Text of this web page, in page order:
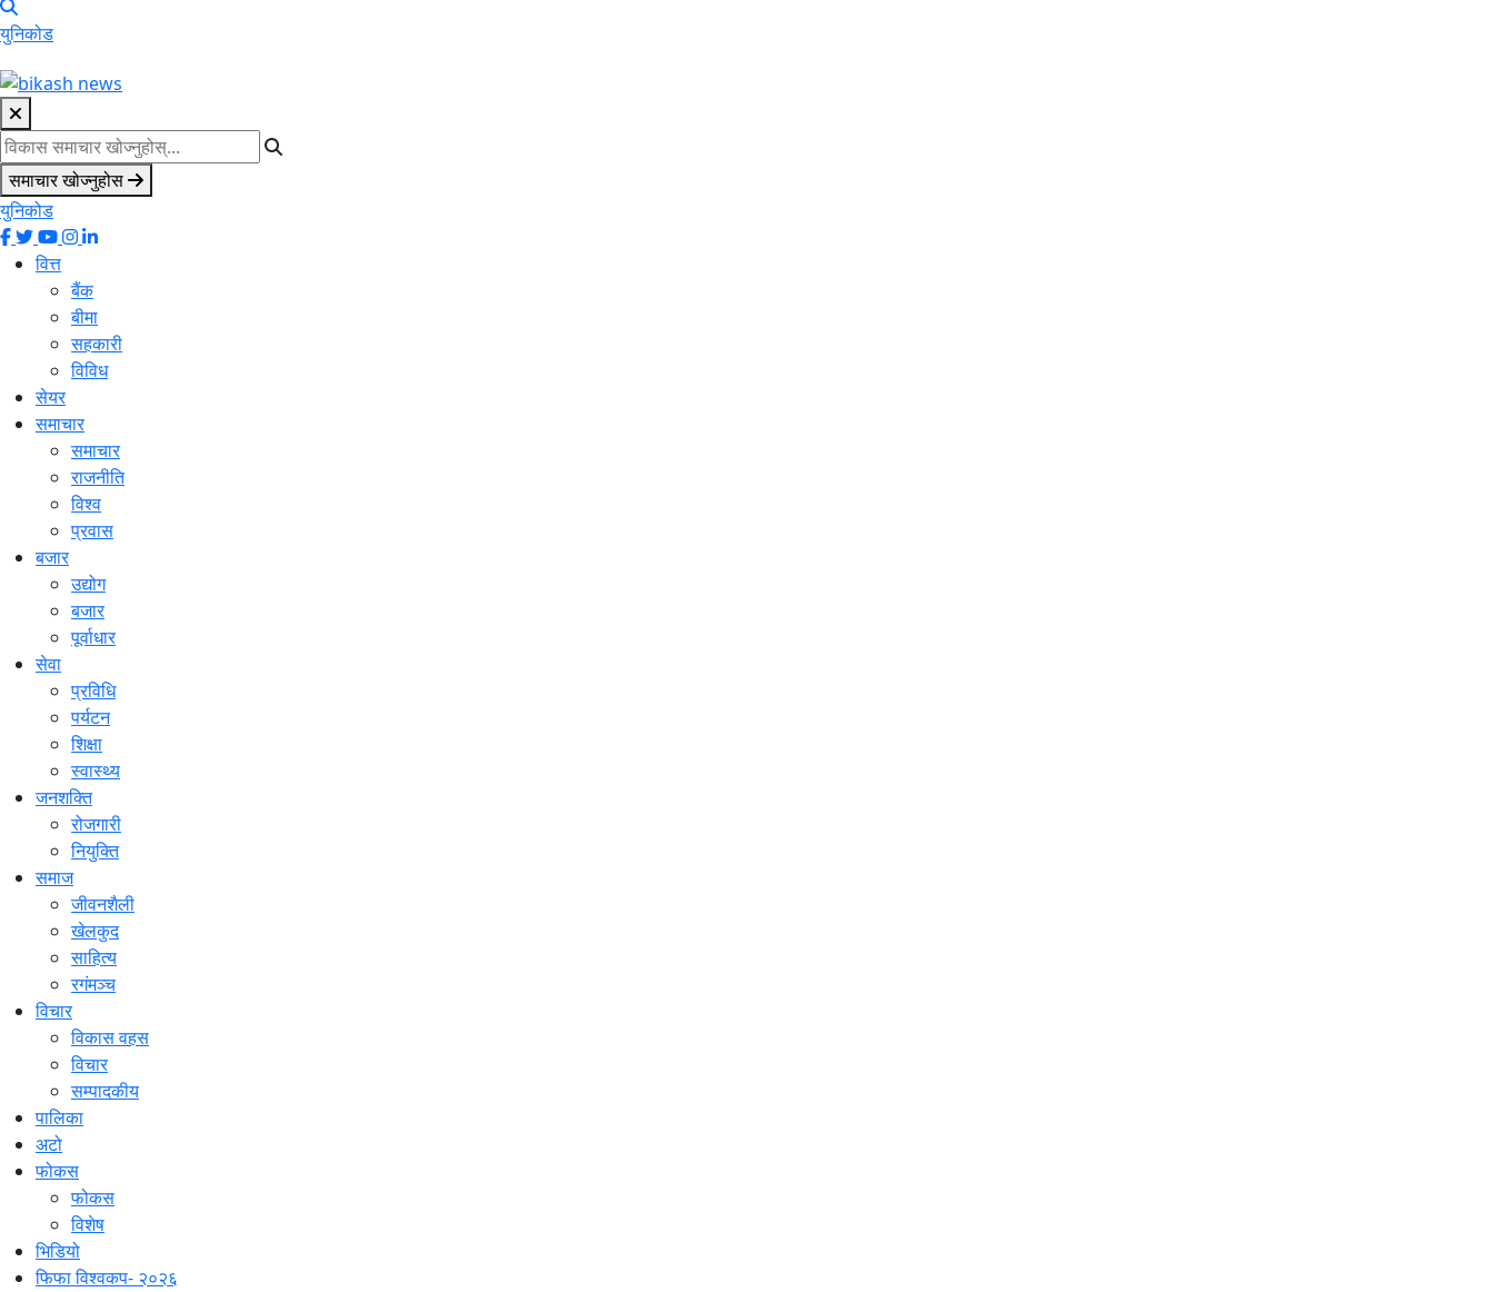
युनिकोड
समाचार खोज्नुहोस
युनिकोड
वित्त
बैंक
बीमा
सहकारी
विविध
सेयर
समाचार
समाचार
राजनीति
विश्व
प्रवास
बजार
उद्योग
बजार
पूर्वाधार
सेवा
प्रविधि
पर्यटन
शिक्षा
स्वास्थ्य
जनशक्ति
रोजगारी
नियुक्ति
समाज
जीवनशैली
खेलकुद
साहित्य
रगंमञ्च
विचार
विकास वहस
विचार
सम्पादकीय
पालिका
अटो
फोकस
फोकस
विशेष
भिडियो
फिफा विश्वकप- २०२६